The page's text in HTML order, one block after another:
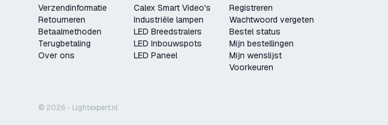
Verzendinformatie
Retourneren
Betaalmethoden
Terugbetaling
Over ons
Calex Smart Video's
Industriële lampen
LED Breedstralers
LED Inbouwspots
LED Paneel
Registreren
Wachtwoord vergeten
Bestel status
Mijn bestellingen
Mijn wenslijst
Voorkeuren
© 2026 - Lightexpert.nl